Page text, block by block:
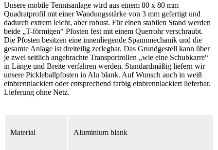
Unsere mobile Tennisanlage wird aus einem 80 x 80 mm
Quadratprofil mit einer Wandungsstärke von 3 mm gefertigt und
dadurch extrem leicht, aber robust. Für einen stabilen Stand werden
beide „T-förmigen“ Pfosten fest mit einem Querrohr verschraubt.
Die Pfosten besitzen eine innenliegende Spannmechanik und die
gesamte Anlage ist dreiteilig zerlegbar. Das Grundgestell kann über
je zwei seitlich angebrachte Transportrollen „wie eine Schubkarre“
in Länge und Breite verfahren werden. Standardmäßig liefern wir
unsere Pickleballpfosten in Alu blank. Auf Wunsch auch in weiß
einbrennlackiert oder entsprechend farbig einbrennlackiert lieferbar.
Lieferung ohne Netz.
Material Aluminium blank